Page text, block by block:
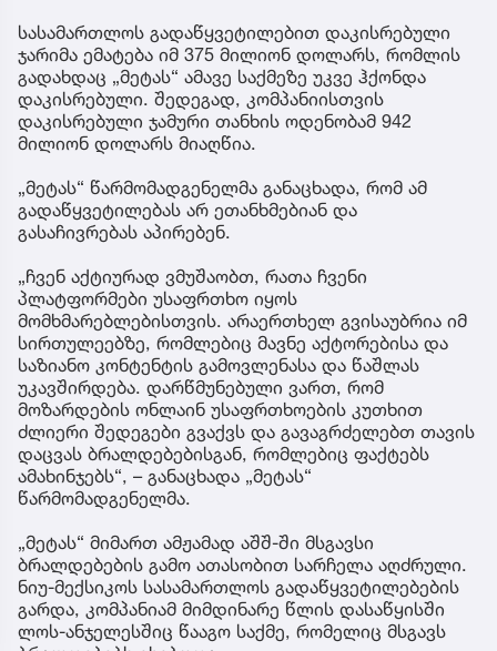
სასამართლოს გადაწყვეტილებით დაკისრებული
ჯარიმა ემატება იმ 375 მილიონ დოლარს, რომლის
გადახდაც „მეტას“ ამავე საქმეზე უკვე ჰქონდა
დაკისრებული. შედეგად, კომპანიისთვის
დაკისრებული ჯამური თანხის ოდენობამ 942
მილიონ დოლარს მიაღწია.
„მეტას“ წარმომადგენელმა განაცხადა, რომ ამ
გადაწყვეტილებას არ ეთანხმებიან და
გასაჩივრებას აპირებენ.
„ჩვენ აქტიურად ვმუშაობთ, რათა ჩვენი
პლატფორმები უსაფრთხო იყოს
მომხმარებლებისთვის. არაერთხელ გვისაუბრია იმ
სირთულეებზე, რომლებიც მავნე აქტორებისა და
საზიანო კონტენტის გამოვლენასა და წაშლას
უკავშირდება. დარწმუნებული ვართ, რომ
მოზარდების ონლაინ უსაფრთხოების კუთხით
ძლიერი შედეგები გვაქვს და გავაგრძელებთ თავის
დაცვას ბრალდებებისგან, რომლებიც ფაქტებს
ამახინჯებს“, – განაცხადა „მეტას“
წარმომადგენელმა.
„მეტას“ მიმართ ამჟამად აშშ-ში მსგავსი
ბრალდებების გამო ათასობით სარჩელა აღძრული.
ნიუ-მექსიკოს სასამართლოს გადაწყვეტილებების
გარდა, კომპანიამ მიმდინარე წლის დასაწყისში
ლოს-ანჯელესშიც წააგო საქმე, რომელიც მსგავს